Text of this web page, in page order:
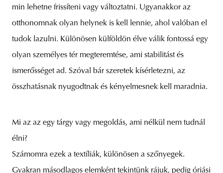
min lehetne frissíteni vagy változtatni. Ugyanakkor az
otthonomnak olyan helynek is kell lennie, ahol valóban el
tudok lazulni. Különösen külföldön élve válik fontossá egy
olyan személyes tér megteremtése, ami stabilitást és
ismerősséget ad. Szóval bár szeretek kísérletezni, az
összhatásnak nyugodtnak és kényelmesnek kell maradnia.
Mi az az egy tárgy vagy megoldás, ami nélkül nem tudnál
élni?
Számomra ezek a textíliák, különösen a szőnyegek.
Gyakran másodlagos elemként tekintünk rájuk, pedig óriási